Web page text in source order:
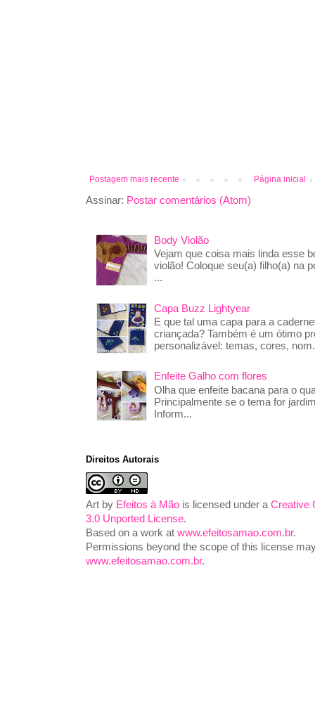
Postagem mais recente Página inicial
Assinar: Postar comentários (Atom)
Body Violão
Vejam que coisa mais linda esse
violão! Coloque seu(a) filho(a) na
...
Capa Buzz Lightyear
E que tal uma capa para a
criançada? Também é um ótimo
personalizável: temas, cores,
Enfeite Galho com flores
Olha que enfeite bacana para o
Principalmente se o tema for
Inform...
Direitos Autorais
Art by Efeitos à Mão is licensed under a Creative
3.0 Unported License.
Based on a work at www.efeitosamao.com.br.
Permissions beyond the scope of this license
www.efeitosamao.com.br.